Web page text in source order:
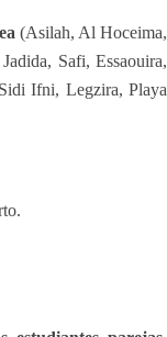
(Asilah, Al Hoceima,
Safi, Essaouira,
Ifni, Legzira, Playa